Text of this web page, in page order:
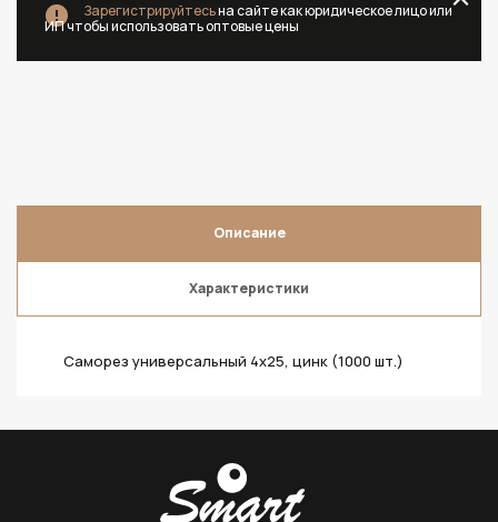
Зарегистрируйтесьна сайте как юридическое лицо или
ИП чтобы использовать оптовые цены
Описание
Характеристики
Саморез универсальный 4х25, цинк (1000 шт.)